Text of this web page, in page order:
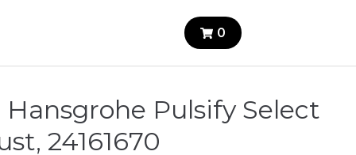
0
Pulsify Select
24161670